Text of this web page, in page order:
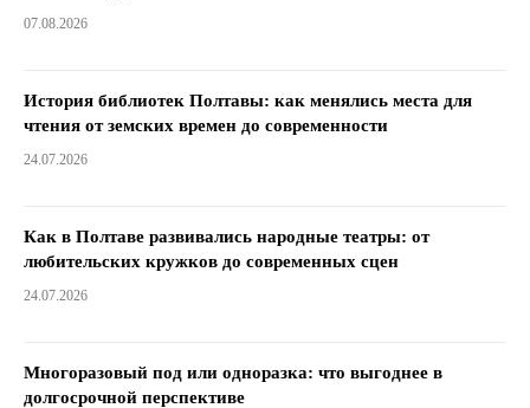
07.08.2026
История библиотек Полтавы: как менялись места для
чтения от земских времен до современности
24.07.2026
Как в Полтаве развивались народные театры: от
любительских кружков до современных сцен
24.07.2026
Многоразовый под или одноразка: что выгоднее в
долгосрочной перспективе